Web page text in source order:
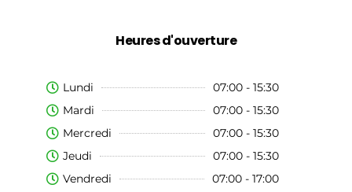
Heures d'ouverture
Lundi
07:00 - 15:30
Mardi
07:00 - 15:30
Mercredi
07:00 - 15:30
Jeudi
07:00 - 15:30
Vendredi
07:00 - 17:00